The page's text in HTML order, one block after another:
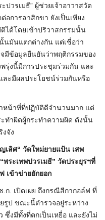
วรเมธี” ผู้ช่วยเจ้าอาวาสวัด
อการลาสิกขา ยังเป็นเพียง
ได้โดยเข้าปริวาสกรรมนั้น
นมันแตกต่างกัน แต่เชื่อว่า
มีข้อมูลยืนยันว่าพฤติกรรมของ
รุ่งนี้มีการประชุมร่วมกัน และ
ละมีผลประโยชน์ร่วมกันหรือ
หน้าที่ที่ปฏิบัติดีจำนวนมาก แต่
ทำผิดผู้กระทำความผิด ดังนั้น
จัง
เลิศ“ วัดใหม่ยายแป้น เสพ
ระเทพปวรเมธี” วัดประยุรฯที่
เข้าข่ายยักยอก
ก. เปิดเผย ถึงกรณีสีกากอล์ฟ ที่
รูป ขณะนี้ตำรวจอยู่ระหว่าง
ซึ่งมีทั้งที่ตกเป็นเหยื่อ และยังไม่